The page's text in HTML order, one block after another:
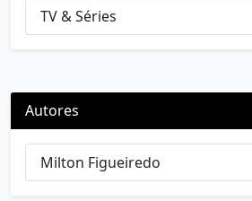
TV & Séries
Autores
Milton Figueiredo